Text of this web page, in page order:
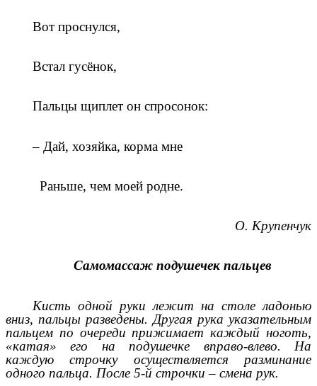
Вот проснулся,
Встал гусёнок,
Пальцы щиплет он спросонок:
– Дай, хозяйка, корма мне
Раньше, чем моей родне.
О. Крупенчук
Самомассаж подушечек пальцев
Кисть одной руки лежит на столе ладонью
вниз, пальцы разведены. Другая рука указательным
пальцем по очереди прижимает каждый ноготь,
«катая» его на подушечке вправо-влево. На
каждую строчку осуществляется разминание
одного пальца. После 5-й строчки – смена рук.